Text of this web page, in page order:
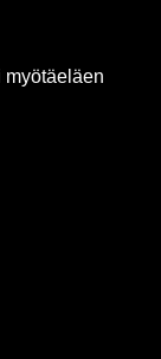
myötäeläen